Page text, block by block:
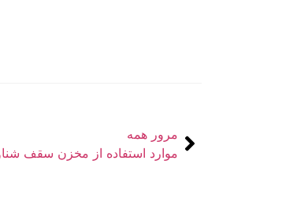
مرور همه
موارد استفاده از مخزن سقف